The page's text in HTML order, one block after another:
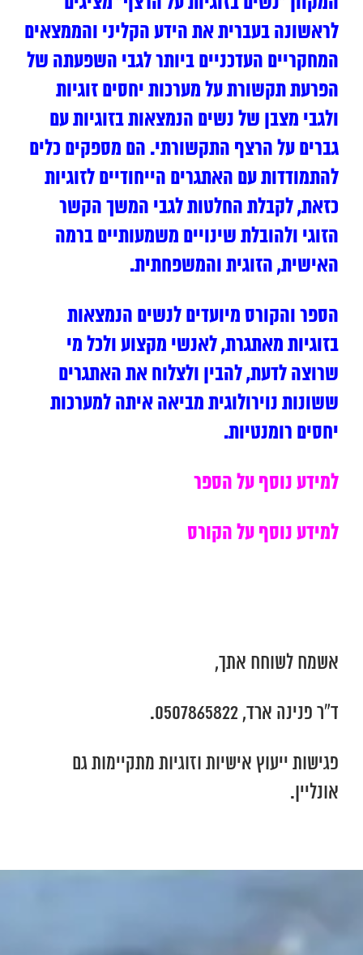
לראשונה בעברית את הידע הקליני והממצאים
המחקריים העדכניים ביותר לגבי השפעתה של
הפרעת תקשורת על מערכות יחסים זוגיות
ולגבי מצבן של נשים הנמצאות בזוגיות עם
גברים על הרצף התקשורתי. הם מספקים כלים
להתמודדות עם האתגרים הייחודיים לזוגיות
כזאת, לקבלת החלטות לגבי המשך הקשר
הזוגי ולהובלת שינויים משמעותיים ברמה
האישית, הזוגית והמשפחתית.
הספר והקורס מיועדים לנשים הנמצאות
בזוגיות מאתגרת, לאנשי מקצוע ולכל מי
שרוצה לדעת, להבין ולצלוח את האתגרים
ששונות נוירולוגית מביאה איתה למערכות
יחסים רומנטיות.
למידע נוסף על הספר
למידע נוסף על הקורס
אשמח לשוחח אתך,
ד”ר פנינה ארד, 0507865822.
פגישות ייעוץ אישיות וזוגיות מתקיימות גם
אונליין.